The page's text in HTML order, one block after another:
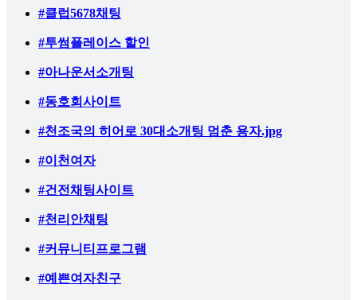
#클럽5678채팅
#투썸플레이스 할인
#아나운서소개팅
#동호회사이트
#천조국의 히어로 30대소개팅 멈춘 용자.jpg
#이천여자
#건전채팅사이트
#천리안채팅
#커뮤니티프로그램
#예쁜여자친구